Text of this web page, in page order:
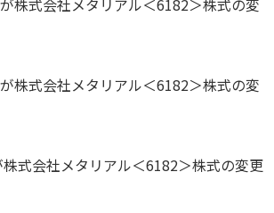
株式会社メタリアル＜6182＞株式の変
株式会社メタリアル＜6182＞株式の変
式会社メタリアル＜6182＞株式の変更